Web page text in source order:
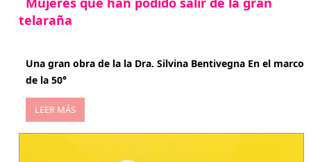
telaraña
Una gran obra de la la Dra. Silvina Bentivegna En el marco
de la 50°
LEER MÁS